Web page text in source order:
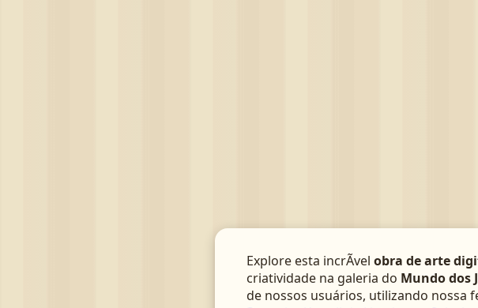
Explore esta incrÃ­vel obra de arte
criatividade na galeria do Mundo dos
de nossos usuários, utilizando nossa